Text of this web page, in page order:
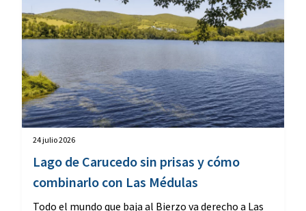
24 julio 2026
Lago de Carucedo sin prisas y cómo
combinarlo con Las Médulas
Todo el mundo que baja al Bierzo va derecho a Las